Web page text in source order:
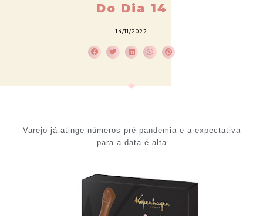
Do Dia 14
14/11/2022
Varejo já atinge números pré pandemia e a expectativa
para a data é alta